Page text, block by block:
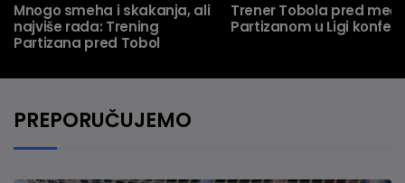
Mnogo smeha i skakanja, ali
najviše rada: Trening
Partizana pred Tobol
Trener Tobola pred meč
Partizanom u Ligi
PREPORUČUJEMO